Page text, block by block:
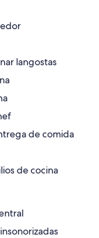
langostas
de comida
de cocina